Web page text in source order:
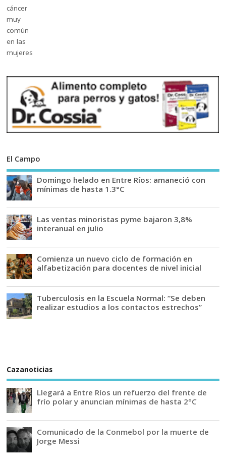
El Campo
Domingo helado en Entre Ríos: amaneció con
mínimas de hasta 1.3°C
Las ventas minoristas pyme bajaron 3,8%
interanual en julio
Comienza un nuevo ciclo de formación en
alfabetización para docentes de nivel inicial
Tuberculosis en la Escuela Normal: “Se deben
realizar estudios a los contactos estrechos”
Cazanoticias
Llegará a Entre Ríos un refuerzo del frente de
frío polar y anuncian mínimas de hasta 2°C
Comunicado de la Conmebol por la muerte de
Jorge Messi